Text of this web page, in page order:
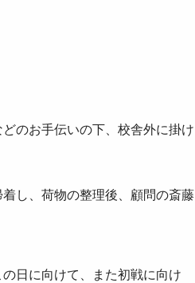
のお手伝いの下、校舎外に掛け
し、荷物の整理後、顧問の斎藤
日に向けて、また初戦に向け